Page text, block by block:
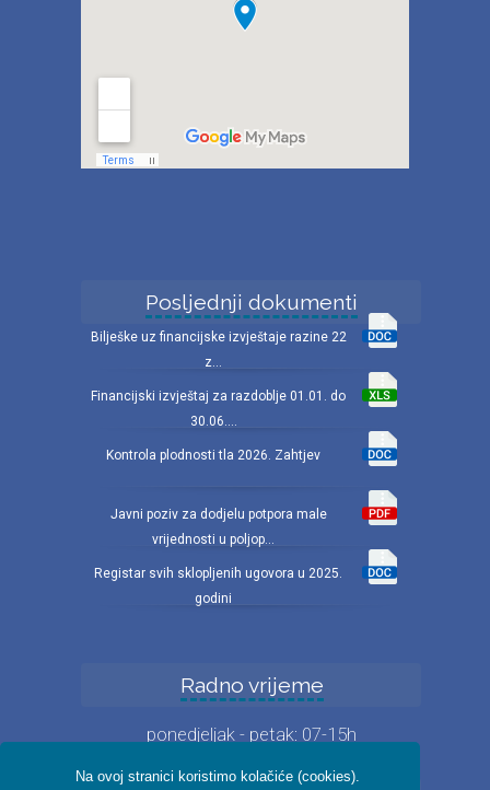
Na ovoj stranici koristimo kolačiće (cookies).
Posljednji dokumenti
Bilješke uz financijske izvještaje razine 22
z...
Financijski izvještaj za razdoblje 01.01. do
30.06....
Kontrola plodnosti tla 2026. Zahtjev
Javni poziv za dodjelu potpora male
vrijednosti u poljop...
Registar svih sklopljenih ugovora u 2025.
godini
Radno vrijeme
ponedjeljak - petak: 07-15h